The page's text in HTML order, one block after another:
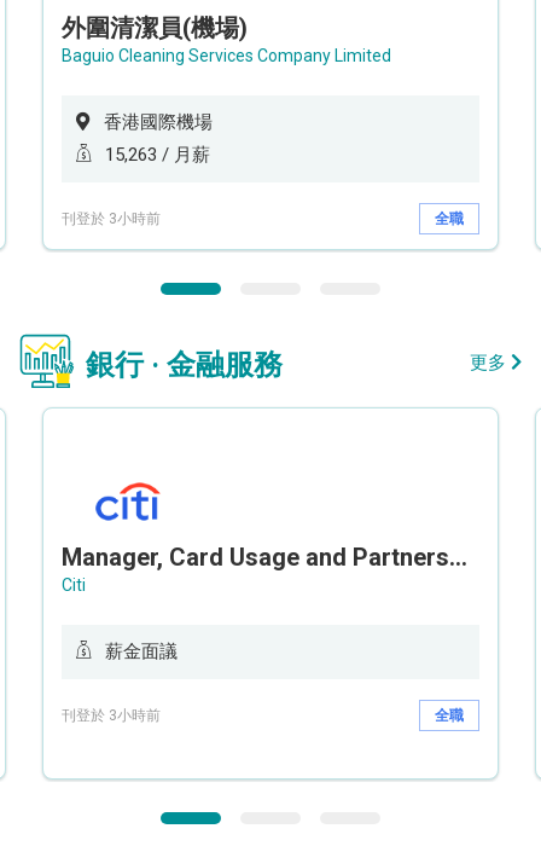
外圍清潔員(機場)
Baguio Cleaning Services Company Limited
香港國際機場
15,263 / 月薪
刊登於 3小時前 全職
銀行 · 金融服務 更多
Manager, Card Usage and Partnership
Citi
薪金面議
刊登於 3小時前 全職